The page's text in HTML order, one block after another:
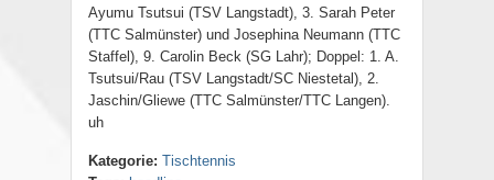
Ayumu Tsutsui (TSV Langstadt), 3. Sarah Peter
(TTC Salmünster) und Josephina Neumann (TTC
Staffel), 9. Carolin Beck (SG Lahr); Doppel: 1. A.
Tsutsui/Rau (TSV Langstadt/SC Niestetal), 2.
Jaschin/Gliewe (TTC Salmünster/TTC Langen).
uh
Kategorie: Tischtennis